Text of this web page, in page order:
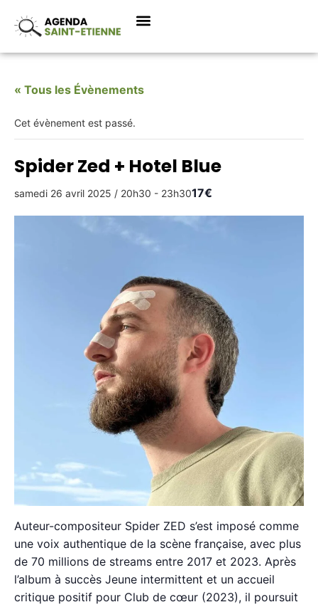
« Tous les Évènements
Cet évènement est passé.
Spider Zed + Hotel Blue
samedi 26 avril 2025 / 20h30 - 23h3017€
Auteur-compositeur Spider ZED s’est imposé comme
une voix authentique de la scène française, avec plus
de 70 millions de streams entre 2017 et 2023. Après
l’album à succès Jeune intermittent et un accueil
critique positif pour Club de cœur (2023), il poursuit